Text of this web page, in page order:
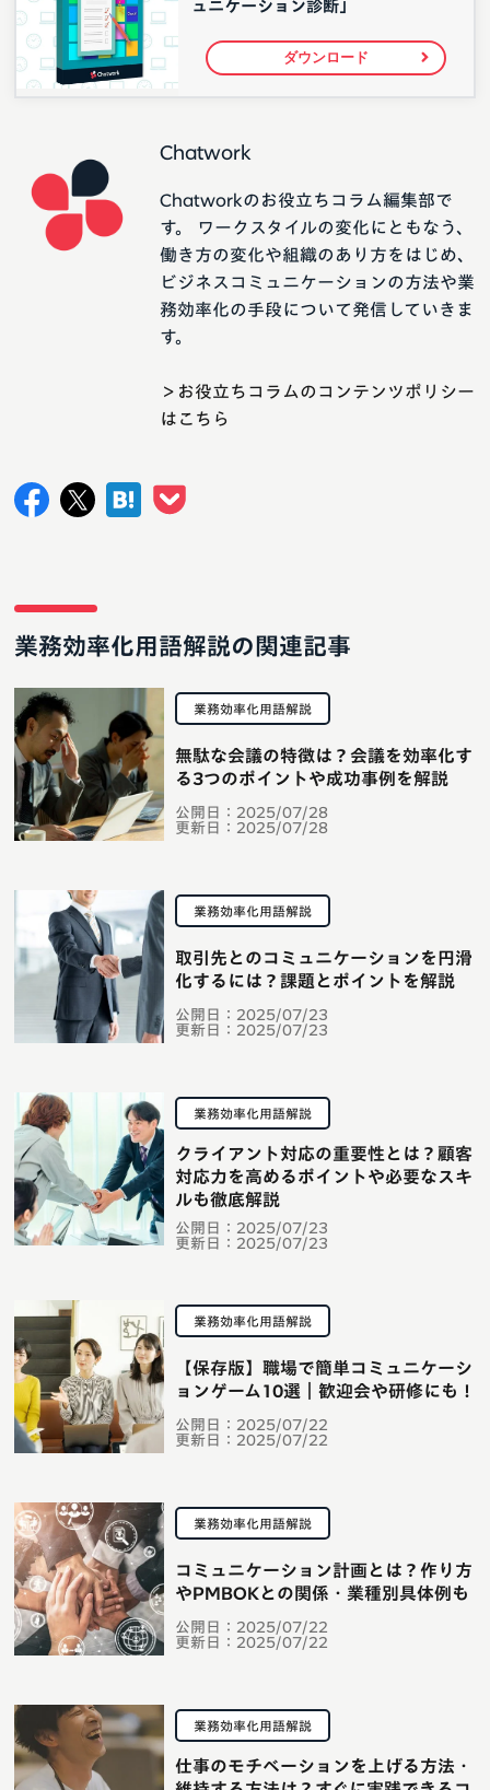
ュニケーション診断」
ダウンロード
Chatwork
Chatworkのお役立ちコラム編集部で
す。 ワークスタイルの変化にともなう、
働き方の変化や組織のあり方をはじめ、
ビジネスコミュニケーションの方法や業
務効率化の手段について発信していきま
す。
＞お役立ちコラムのコンテンツポリシー
はこちら
業務効率化用語解説の関連記事
業務効率化用語解説
公開日： 2025/07/28
更新日： 2025/07/28
無駄な会議の特徴は？会議を効率化す
る3つのポイントや成功事例を解説
業務効率化用語解説
公開日： 2025/07/23
更新日： 2025/07/23
取引先とのコミュニケーションを円滑
化するには？課題とポイントを解説
業務効率化用語解説
公開日： 2025/07/23
更新日： 2025/07/23
クライアント対応の重要性とは？顧客
対応力を高めるポイントや必要なスキ
ルも徹底解説
業務効率化用語解説
公開日： 2025/07/22
更新日： 2025/07/22
【保存版】職場で簡単コミュニケーシ
ョンゲーム10選｜歓迎会や研修にも！
業務効率化用語解説
公開日： 2025/07/22
更新日： 2025/07/22
コミュニケーション計画とは？作り方
やPMBOKとの関係・業種別具体例も
業務効率化用語解説
仕事のモチベーションを上げる方法・